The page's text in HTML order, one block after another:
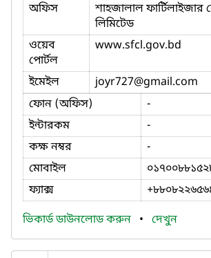
অফিস
শাহজালাল ফার্টিলাইজার
লিমিটেড
ওয়েব
পোর্টল
www.sfcl.gov.bd
ইমেইল joyr727@gmail.com
ফোন (অফিস)
-
ইন্টারকম
-
কক্ষ নম্বর
-
মোবাইল
ফ্যাক্স
ভিকার্ড ডাউনলোড করুন • দেখুন